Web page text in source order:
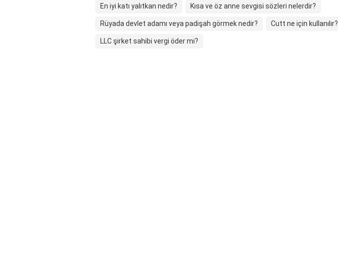
En iyi katı yalıtkan nedir? Kısa ve öz anne sevgisi sözleri nelerdir?
Rüyada devlet adamı veya padişah görmek nedir? Cutt ne için kullanılır?
LLC şirket sahibi vergi öder mi?